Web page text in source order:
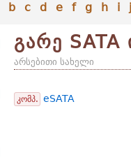
b c d e f g h i j
გარე SATA
არსებითი სახელი
კომპ. eSATA